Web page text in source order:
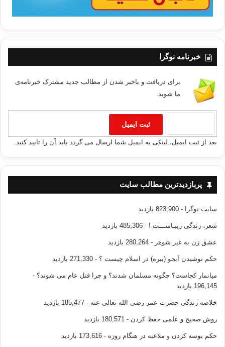
خبرنامه نوگرا
برای دریافت و باخبر شدن از مطالب جدید مشترک خبرنامه‌ی
ما شوید.
بعد از ثبت ایمیل، لینکی به ایمیل شما ارسال می گردد باید آن را تایید کنید.
پربازدیدترین مطالب سایت
سایت نوگرا - 823,900 بازدید
شعر، زندگی زیبـاســـت ! - 485,306 بازدید
عشق زن به غیر شوهر - 280,264 بازدید
حکم نوشیدن آبجو (بیره) در اسلام چیست ؟ - 271,330 بازدید
میانمار کجاست؟ چگونه مسلمان شدند؟ و چرا قتل عام می شوند؟ -
196,145 بازدید
خلاصه زندگی حضرت عمر رضی الله تعالی عنه - 185,477 بازدید
روش صحیح و علمی حفظ کردن - 180,571 بازدید
حکم بوسه کردن و ملاعبه در هنگام روزه - 173,616 بازدید